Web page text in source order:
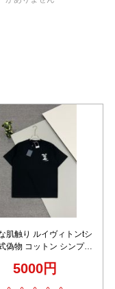
肌触り ルイヴィトンtシ
偽物 コットン シンプル
5000円